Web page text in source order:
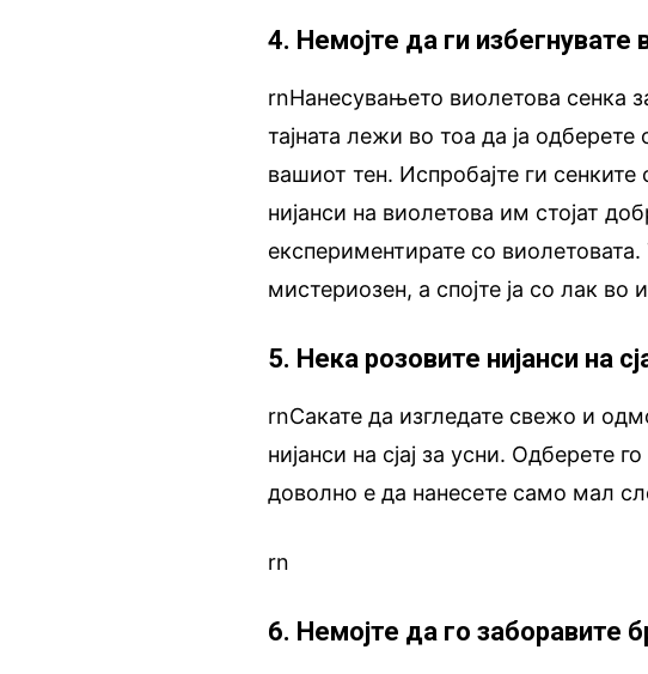
4. Немојте да ги избегнувате
rnНанесувањето виолетова сенка
тајната лежи во тоа да ја
вашиот тен. Испробајте ги
нијанси на виолетова им стојат
експериментирате со
мистериозен, а спојте ја со лак во
5. Нека розовите нијанси на
rnСакате да изгледате свежо и
нијанси на сјај за усни. Одберете
доволно е да нанесете само мал
rn
6. Немојте да го заборавите